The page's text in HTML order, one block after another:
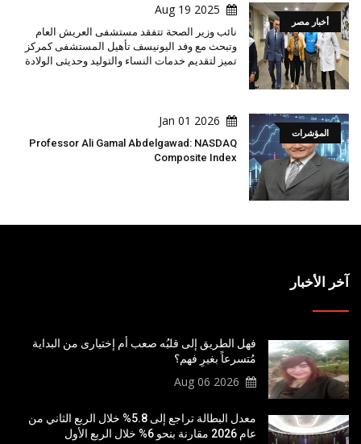
أخبار مصر
2025 Aug 19
نائب وزير الصحة تتفقد مستشفى العريش العام
وتبحث مع وفد اليونيسف تأهيل المستشفى كمركز
تميز لتقديم خدمات النساء والتوليد وحديثى الولادة
المؤشرات
2026 Jan 01
Professor Ali Gamal Abdelgawad: NASDAQ
Composite Index
آخر الأخبار
فهل الطريق إلى قلبُه صعب أم إختيارى من البداية
مُتسرعاً بغيرِ فهم؟
2026 Aug 06
معدل البطالة تراجع إلى 5.8% خلال الربع الثاني من
عام 2026 مقارنة بنحو 6% خلال الربع الأول